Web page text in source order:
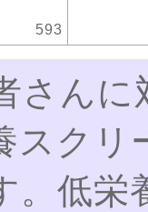
593
さん
スク
。低栄